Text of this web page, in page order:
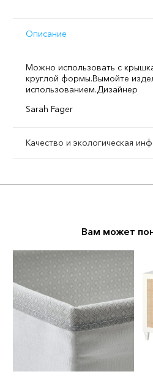
Описание
Можно использовать с
круглой формы.Вымойте
использованием.Дизайнер
Sarah Fager
Качество и экологическая
Вам может